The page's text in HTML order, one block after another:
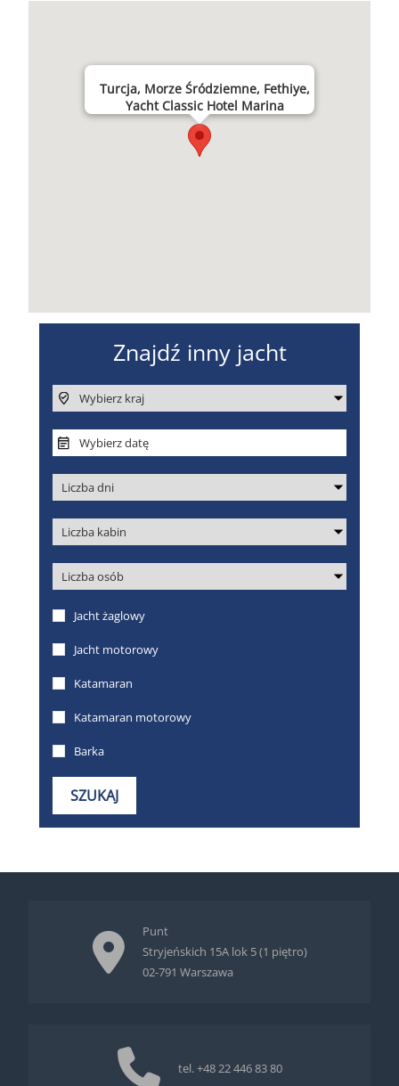
Turcja, Morze Śródziemne, Fethiye,
Yacht Classic Hotel Marina
Punt
Stryjeńskich 15A lok 5 (1 piętro)
02-791 Warszawa
tel. +48 22 446 83 80